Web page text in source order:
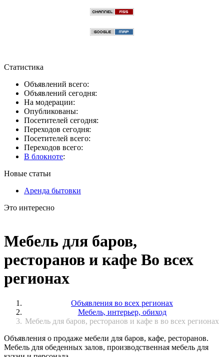
Статистика
Объявлений всего:
Объявлений сегодня:
На модерации:
Опубликованы:
Посетителей сегодня:
Переходов сегодня:
Посетителей всего:
Переходов всего:
В блокноте:
Новые статьи
Аренда бытовки
Это интересно
Мебель для баров,
ресторанов и кафе Во всех
регионах
Объявления во всех регионах
Мебель, интерьер, обиход
Мебель для баров, ресторанов и кафе в во всех регионах
Объявления о продаже мебели для баров, кафе, ресторанов.
Мебель для обеденных залов, производственная мебель для